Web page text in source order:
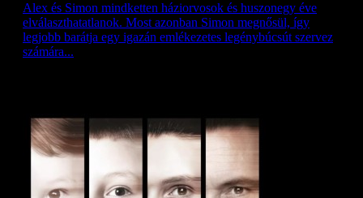
Alex és Simon mindketten háziorvosok és huszonegy éve
elválaszthatatlanok. Most azonban Simon megnősül, így
legjobb barátja egy igazán emlékezetes legénybúcsút szervez
számára...